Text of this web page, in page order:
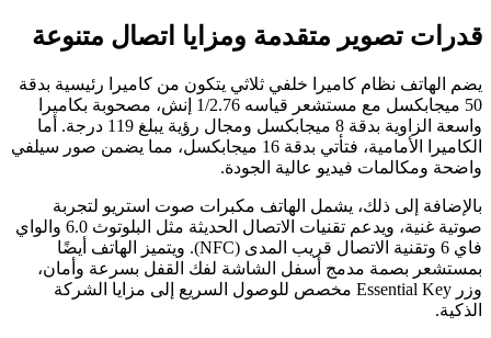
قدرات تصوير متقدمة ومزايا اتصال متنوعة
يضم الهاتف نظام كاميرا خلفي ثلاثي يتكون من كاميرا رئيسية بدقة
50 ميجابكسل مع مستشعر قياسه 1/2.76 إنش، مصحوبة بكاميرا
واسعة الزاوية بدقة 8 ميجابكسل ومجال رؤية يبلغ 119 درجة. أما
الكاميرا الأمامية، فتأتي بدقة 16 ميجابكسل، مما يضمن صور سيلفي
واضحة ومكالمات فيديو عالية الجودة.
بالإضافة إلى ذلك، يشمل الهاتف مكبرات صوت استريو لتجربة
صوتية غنية، ويدعم تقنيات الاتصال الحديثة مثل البلوتوث 6.0 والواي
فاي 6 وتقنية الاتصال قريب المدى (NFC). ويتميز الهاتف أيضًا
بمستشعر بصمة مدمج أسفل الشاشة لفك القفل بسرعة وأمان،
وزر Essential Key مخصص للوصول السريع إلى مزايا الشركة
الذكية.